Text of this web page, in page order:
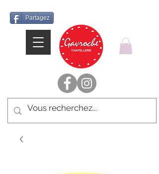
Partagez